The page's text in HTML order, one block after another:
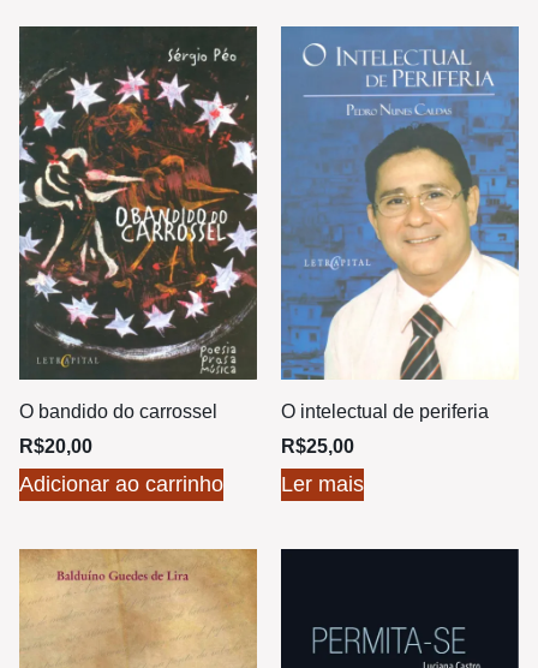
O bandido do carrossel
R$20,00
Adicionar ao carrinho
O intelectual de periferia
R$25,00
Ler mais